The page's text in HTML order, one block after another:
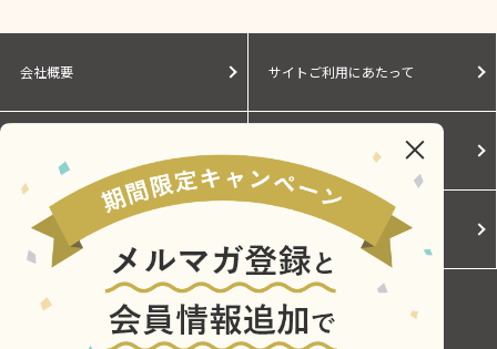
会社概要 サイトご利用にあたって
Cookieポリシー ご利用規約
お問い合わせ